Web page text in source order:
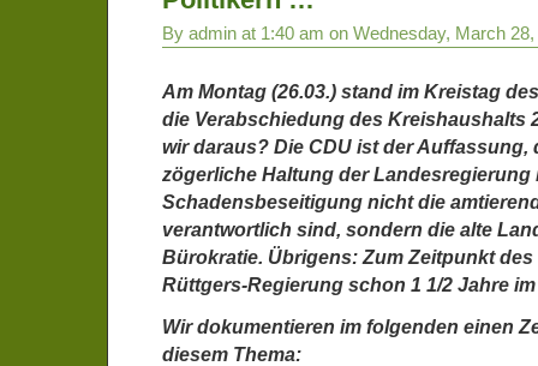
By admin at 1:40 am on Wednesday, March 28,
Am Montag (26.03.) stand im Kreistag
die Verabschiedung des Kreishaushalts
wir daraus? Die CDU ist der Auffassung,
zögerliche Haltung der Landesregierung
Schadensbeseitigung nicht die
verantwortlich sind, sondern die alte
Bürokratie. Übrigens: Zum Zeitpunkt
Rüttgers-Regierung schon 1 1/2 Jahre
Wir dokumentieren im folgenden einen
diesem Thema: